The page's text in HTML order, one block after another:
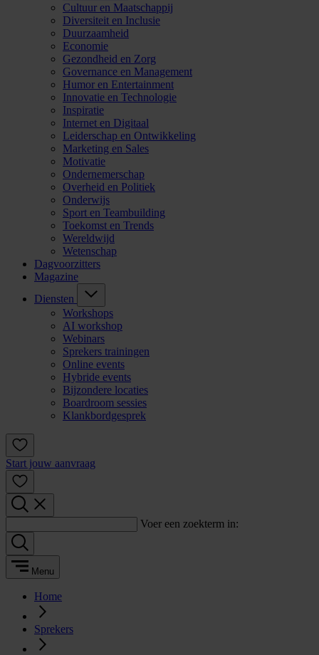
Cultuur en Maatschappij
Diversiteit en Inclusie
Duurzaamheid
Economie
Gezondheid en Zorg
Governance en Management
Humor en Entertainment
Innovatie en Technologie
Inspiratie
Internet en Digitaal
Leiderschap en Ontwikkeling
Marketing en Sales
Motivatie
Ondernemerschap
Overheid en Politiek
Onderwijs
Sport en Teambuilding
Toekomst en Trends
Wereldwijd
Wetenschap
Dagvoorzitters
Magazine
Diensten
Workshops
AI workshop
Webinars
Sprekers trainingen
Online events
Hybride events
Bijzondere locaties
Boardroom sessies
Klankbordgesprek
Start jouw aanvraag
Voer een zoekterm in:
Menu
Home
Sprekers